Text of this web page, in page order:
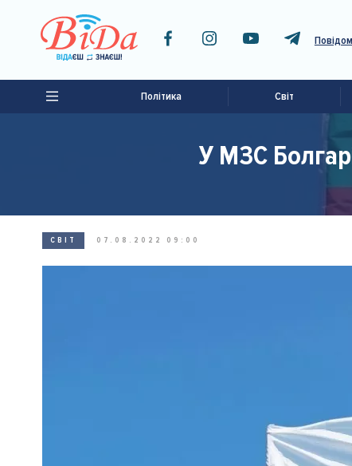
Політика Світ
У МЗС
СВІТ 07.08.2022 09:00